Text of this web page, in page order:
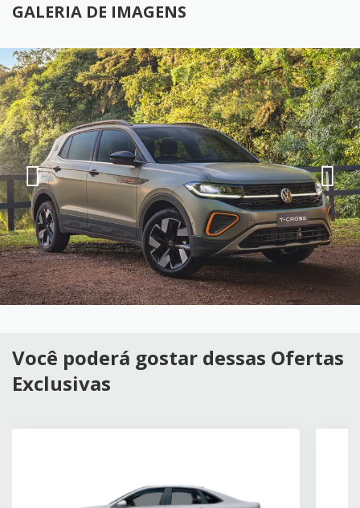
GALERIA DE IMAGENS
Você poderá gostar dessas Ofertas
Exclusivas